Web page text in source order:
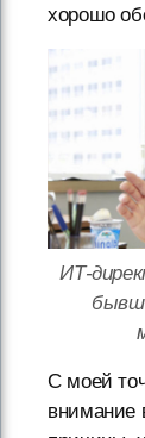
хорошо
ИТ-
С моей
внимание